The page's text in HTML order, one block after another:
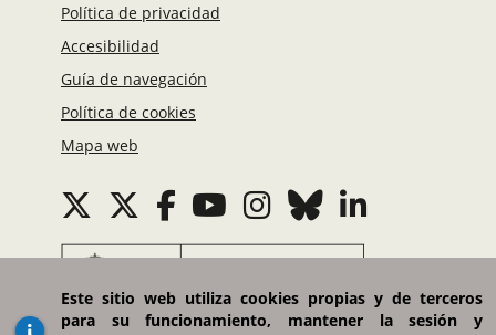
Política de privacidad
Accesibilidad
Guía de navegación
Política de cookies
Mapa web
Este sitio web utiliza cookies propias y de terceros
para su funcionamiento, mantener la sesión y